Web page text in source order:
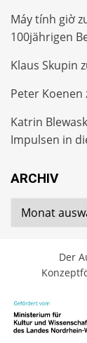
Máy tính giờ
100jährigen
Klaus Skupin
Peter Koenen
Katrin
Impulsen in
ARCHIV
Archiv
Der